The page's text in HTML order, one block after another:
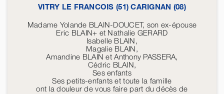
VITRY LE FRANCOIS (51) CARIGNAN (08)
Madame Yolande BLAIN-DOUCET, son ex-épouse
Eric BLAIN+ et Nathalie GERARD
Isabelle BLAIN,
Magalie BLAIN,
Amandine BLAIN et Anthony PASSERA,
Cédric BLAIN,
Ses enfants
Ses petits-enfants et toute la famille
ont la douleur de vous faire part du décès de